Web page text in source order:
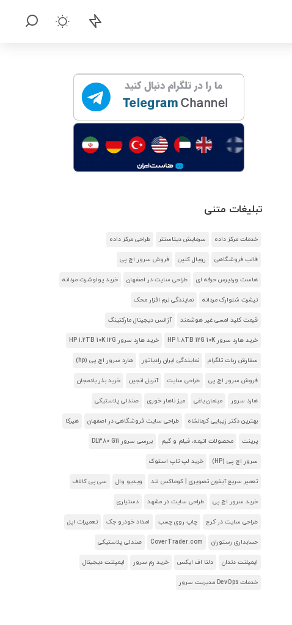
تبلیغات متنی
خدمات مرکز داده سرمایش دیتاسنتر طراحی مرکز داده
قالب فروشگاهی رویال کنین فروش سرور اچ پی
هاست وردپرس حرفه ای طراحی سایت در اصفهان خرید پولوشرت مردانه
تیشرت شلوارک مردانه نمایندگی نرم افزار محک
قیمت کلید لمسی غیر هوشمند آژانس دیجیتال مارکتینگ
خرید هارد سرور HP 1.8TB 12G 10K خرید هارد سرور HP 1.2TB 10K 12G
سفارش ربات تلگرام نمایندگی ایران رادیاتور هارد سرور اچ پی (hp)
فروش سرور اچ پی طراحی سایت آنریل انجین خرید بذر بادمجان
هارد سرور مبلمان باغی میز ناهار خوری صندلی پلاستیکی
بهترین دکتر زیبایی کرمانشاه طراحی سایت فروشگاهی در اصفهان هیرکا
پرینت محصولات انیمه، فیلم و گیم بررسی سرور DL380 G11
سرور اچ پی (HP) خرید لپ تاپ استوک
تعمیر سریع آیفون تصویری | کوماکس لند ویدیو وال سی پی کالاف
خرید سرور اچ پی طراحی سایت در مشهد دستیاری
طراحی سایت در کرج چاپ روی چسب امداد خودرو جک تعمیرات اپل
حسابداری رستوران CoverTrader.com صندلی پلاستیکی
ایمپلنت دندان دلتا اف ایکس خرید رم سرور ایمپلنت دیجیتال
خدمات DevOps مدیریت سرور